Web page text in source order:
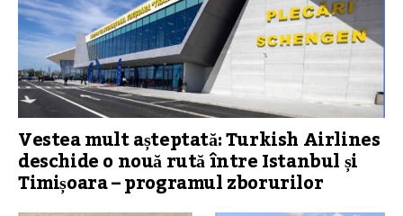
Vestea mult așteptată: Turkish Airlines
deschide o nouă rută între Istanbul și
Timișoara – programul zborurilor